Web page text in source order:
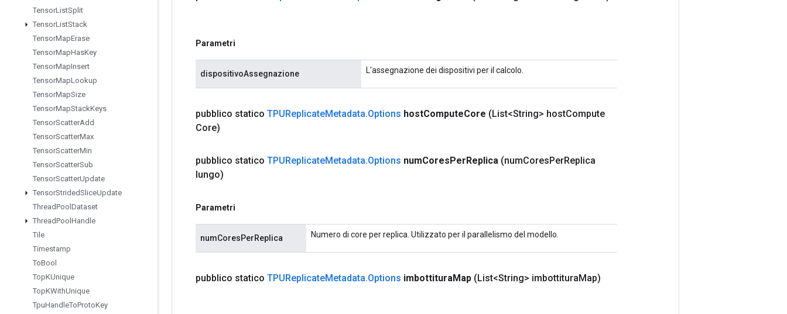
TensorListSplit
TensorListStack
TensorMapErase
TensorMapHasKey
TensorMapInsert
TensorMapLookup
TensorMapSize
TensorMapStackKeys
TensorScatterAdd
TensorScatterMax
TensorScatterMin
TensorScatterSub
TensorScatterUpdate
TensorStridedSliceUpdate
ThreadPool Dataset
ThreadPool Handle
Tile
Timestamp
ToBool
TopKUnique
TopKWithUnique
TpuHandleToProtoKey
Parametri
dispositivoAssegnazione L'assegnazione dei dispositivi per il calcolo.
pubblico statico TPUReplicateMetadata.Options hostComputeCore (List<String> hostCompute
Core)
pubblico statico TPUReplicateMetadata.Options numCoresPerReplica (numCoresPerReplica
lungo)
Parametri
numCoresPerReplica Numero di core per replica. Utilizzato per il parallelismo del modello.
pubblico statico TPUReplicateMetadata.Options imbottituraMap (List<String> imbottituraMap)